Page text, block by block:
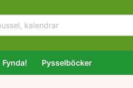
Fynda! Pysselböcker